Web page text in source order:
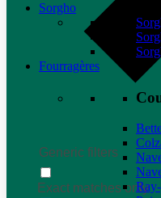
Generic filters
Exact matches only
Sorgho
Fourragères